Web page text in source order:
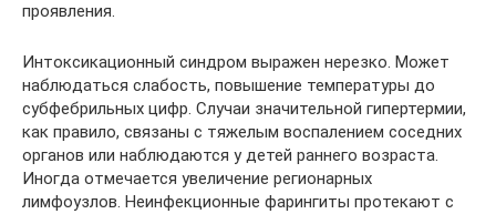
проявления.
Интоксикационный синдром выражен нерезко. Может
наблюдаться слабость, повышение температуры до
субфебрильных цифр. Случаи значительной гипертермии,
как правило, связаны с тяжелым воспалением соседних
органов или наблюдаются у детей раннего возраста.
Иногда отмечается увеличение регионарных
лимфоузлов. Неинфекционные фарингиты протекают с